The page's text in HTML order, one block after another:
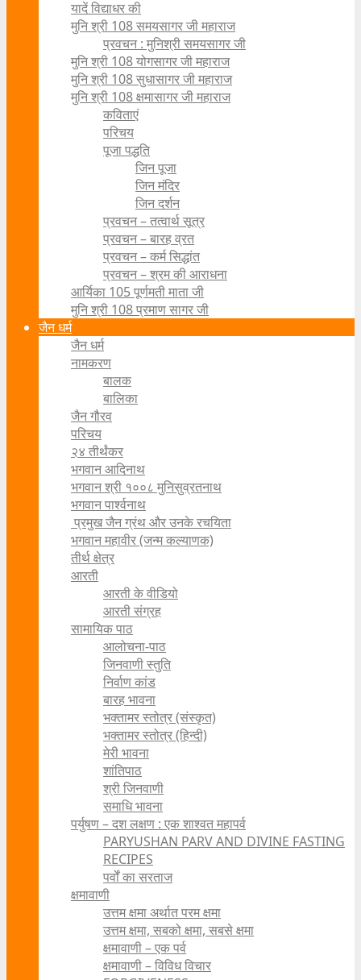
यादें विद्याधर की
मुनि श्री 108 समयसागर जी महाराज
प्रवचन : मुनिश्री समयसागर जी
मुनि श्री 108 योगसागर जी महाराज
मुनि श्री 108 सुधासागर जी महाराज
मुनि श्री 108 क्षमासागर जी महाराज
कविताएं
परिचय
पूजा पद्धति
जिन पूजा
जिन मंदिर
जिन दर्शन
प्रवचन – तत्वार्थ सूत्र
प्रवचन – बारह व्रत
प्रवचन – कर्म सिद्धांत
प्रवचन – श्रम की आराधना
आर्यिका 105 पूर्णमती माता जी
मुनि श्री 108 प्रमाण सागर जी
जैन धर्म
जैन धर्म
नामकरण
बालक
बालिका
जैन गौरव
परिचय
२४ तीर्थंकर
भगवान आदिनाथ
भगवान श्री १००८ मुनिसुव्रतनाथ
भगवान पार्श्वनाथ
प्रमुख जैन ग्रंथ और उनके रचयिता
भगवान महावीर (जन्म कल्याणक)
तीर्थ क्षेत्र
आरती
आरती के वीडियो
आरती संग्रह
सामायिक पाठ
आलोचना-पाठ
जिनवाणी स्तुति
निर्वाण कांड
बारह भावना
भक्तामर स्तोत्र (संस्कृत)
भक्तामर स्तोत्र (हिन्दी)
मेरी भावना
शांतिपाठ
श्री जिनवाणी
समाधि भावना
पर्युषण – दश लक्षण : एक शाश्वत महापर्व
PARYUSHAN PARV AND DIVINE FASTING
RECIPES
पर्वों का सरताज
क्षमावाणी
उत्तम क्षमा अर्थात परम क्षमा
उत्तम क्षमा, सबको क्षमा, सबसे क्षमा
क्षमावाणी – एक पर्व
क्षमावाणी – विविध विचार